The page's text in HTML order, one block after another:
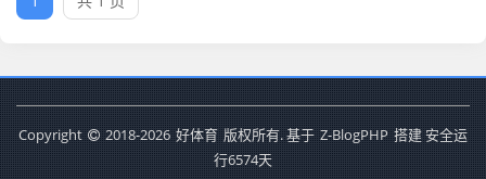
Copyright 2018-2026 好体育 版权所有. 基于 Z-BlogPHP 搭建 安全运
行6574天